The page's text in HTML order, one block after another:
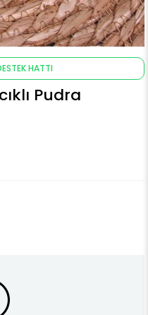
HATTI
Pudra